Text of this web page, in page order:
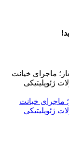
خیانت
ژئوپلیتیکی